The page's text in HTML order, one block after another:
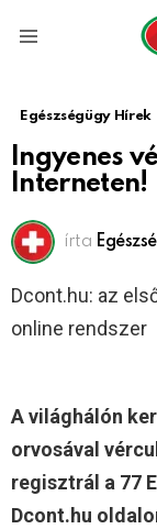
Egészségügy Hírek
Ingyenes
Interneten!
írta
Dcont.hu: az
online rendszer
A világhálón
orvosával
regisztrál a 77
Dcont.hu